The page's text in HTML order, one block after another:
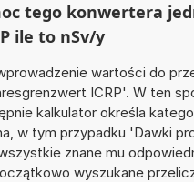
tego konwertera
ile to nSv/y
wartości do
ICRP'. W ten
kalkulator określa
w tym przypadku 'Dawki
znane mu
wyszukane